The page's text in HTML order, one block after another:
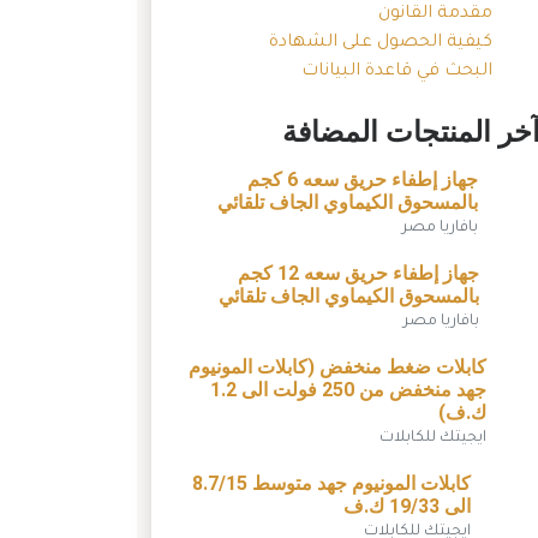
مقدمة القانون
كيفية الحصول على الشهادة
البحث في قاعدة البيانات
آخر المنتجات المضافة
جهاز إطفاء حريق سعه 6 كجم
بالمسحوق الكيماوي الجاف تلقائي
بافاريا مصر
جهاز إطفاء حريق سعه 12 كجم
بالمسحوق الكيماوي الجاف تلقائي
بافاريا مصر
كابلات ضغط منخفض (كابلات المونيوم
جهد منخفض من 250 فولت الى 1.2
ك.ف)
ايجيتك للكابلات
كابلات المونيوم جهد متوسط 8.7/15
الى 19/33 ك.ف
ايجيتك للكابلات